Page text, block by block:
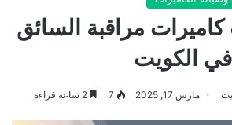
مراقبة السائق
الكويت
مارس 17, 2025 7